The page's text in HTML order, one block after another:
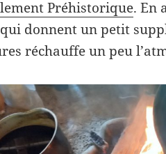
Préhistorique. En
donnent un petit
réchauffe un peu